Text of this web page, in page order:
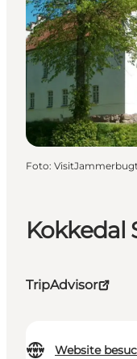
Events
Unterkunft
Mach deine
Kokkedal
TripAdvisor
Website
Foto: